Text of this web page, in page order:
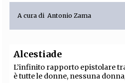
A cura diAntonio Zama
Alcestiade
L’infinito rapporto epistolare
è tutte le donne, nessuna